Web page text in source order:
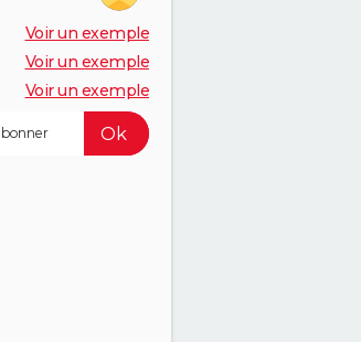
Voir un exemple
Voir un exemple
Voir un exemple